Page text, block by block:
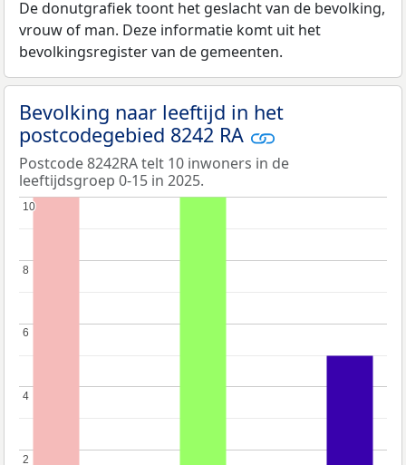
De donutgrafiek toont het geslacht van de bevolking,
vrouw of man. Deze informatie komt uit het
bevolkingsregister van de gemeenten.
Bevolking naar leeftijd in het
postcodegebied 8242 RA
Postcode 8242RA telt 10 inwoners in de
leeftijdsgroep 0-15 in 2025.
2
2
4
4
6
6
8
8
10
10